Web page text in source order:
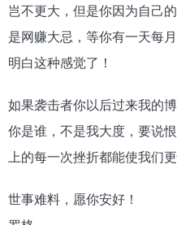
岂不更大，但是你因为自己
是网赚大忌，等你有一天每
明白这种感觉了！
如果袭击者你以后过来我的
你是谁，不是我大度，要说
上的每一次挫折都能使我们
世事难料，愿你安好！